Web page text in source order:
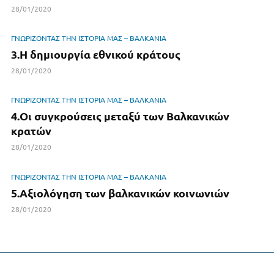
28/01/2020
ΓΝΩΡΙΖΟΝΤΑΣ ΤΗΝ ΙΣΤΟΡΙΑ ΜΑΣ – ΒΑΛΚΑΝΙΑ
3.Η δημιουργία εθνικού κράτους
28/01/2020
ΓΝΩΡΙΖΟΝΤΑΣ ΤΗΝ ΙΣΤΟΡΙΑ ΜΑΣ – ΒΑΛΚΑΝΙΑ
4.Οι συγκρούσεις μεταξύ των Βαλκανικών
κρατών
28/01/2020
ΓΝΩΡΙΖΟΝΤΑΣ ΤΗΝ ΙΣΤΟΡΙΑ ΜΑΣ – ΒΑΛΚΑΝΙΑ
5.Αξιολόγηση των βαλκανικών κοινωνιών
28/01/2020